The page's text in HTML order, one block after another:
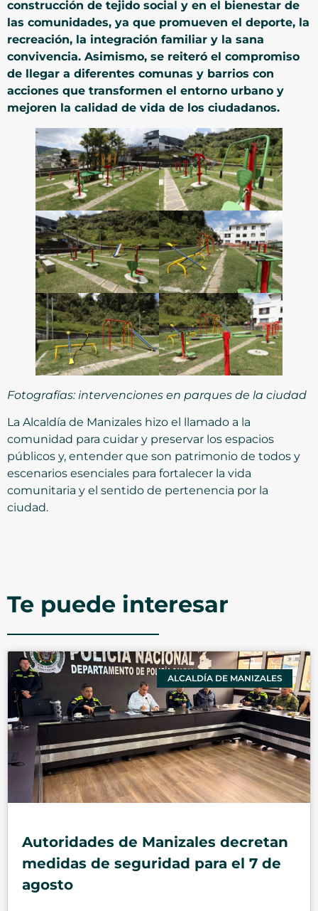
construcción de tejido social y en el bienestar de
las comunidades, ya que promueven el deporte, la
recreación, la integración familiar y la sana
convivencia. Asimismo, se reiteró el compromiso
de llegar a diferentes comunas y barrios con
acciones que transformen el entorno urbano y
mejoren la calidad de vida de los ciudadanos.
Fotografías: intervenciones en parques de la ciudad
La Alcaldía de Manizales hizo el llamado a la
comunidad para cuidar y preservar los espacios
públicos y, entender que son patrimonio de todos y
escenarios esenciales para fortalecer la vida
comunitaria y el sentido de pertenencia por la
ciudad.
Te puede interesar
ALCALDÍA DE MANIZALES
Autoridades de Manizales decretan
medidas de seguridad para el 7 de
agosto